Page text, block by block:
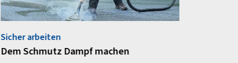
Sicher arbeiten
Dem Schmutz Dampf machen